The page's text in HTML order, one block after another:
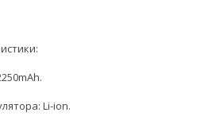
Li-ion.